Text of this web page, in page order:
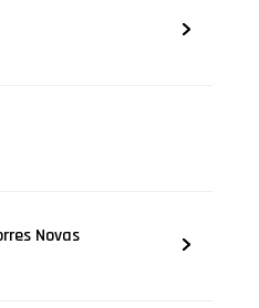
Novas